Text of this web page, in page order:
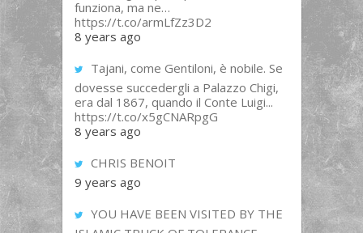
funziona, ma ne…
https://t.co/armLfZz3D2
8 years ago
Tajani, come Gentiloni, è nobile. Se
dovesse succedergli a Palazzo Chigi,
era dal 1867, quando il Conte Luigi...
https://t.co/x5gCNARpgG
8 years ago
CHRIS BENOIT
9 years ago
YOU HAVE BEEN VISITED BY THE